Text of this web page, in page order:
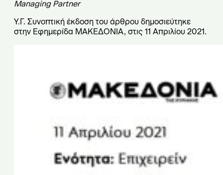
Managing Partner
Υ.Γ. Συνοπτική έκδοση του άρθρου δημοσιεύτηκε
στην Εφημερίδα ΜΑΚΕΔΟΝΙΑ, στις 11 Απριλίου 2021.